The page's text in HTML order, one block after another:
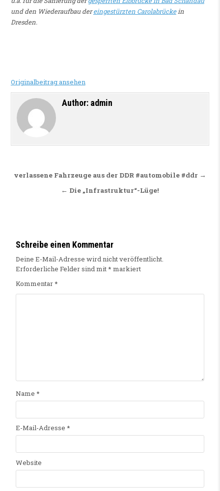
und den Wiederaufbau dereingestürzten Carolabrückein
Dresden.
Originalbeitrag ansehen
Author: admin
Beitragsnavigation
verlassene Fahrzeuge aus der DDR #automobile #ddr →
← Die „Infrastruktur“-Lüge!
Schreibe einen Kommentar
Deine E-Mail-Adresse wird nicht veröffentlicht.
Erforderliche Felder sind mit* markiert
Kommentar*
Name *
E-Mail-Adresse *
Website